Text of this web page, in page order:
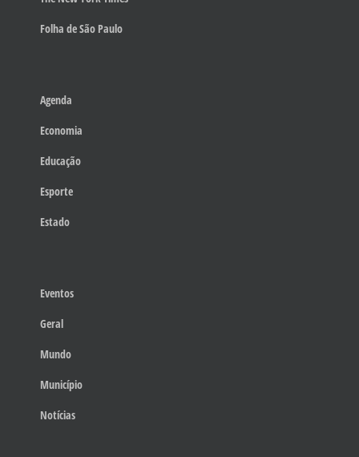
Folha de São Paulo
Agenda
Economia
Educação
Esporte
Estado
Eventos
Geral
Mundo
Município
Notícias